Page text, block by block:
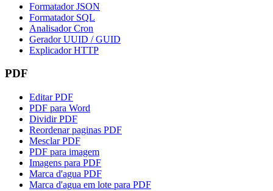
Formatador JSON
Formatador SQL
Analisador Cron
Gerador UUID / GUID
Explicador HTTP
PDF
Editar PDF
PDF para Word
Dividir PDF
Reordenar paginas PDF
Mesclar PDF
PDF para imagem
Imagens para PDF
Marca d'agua PDF
Marca d'agua em lote para PDF